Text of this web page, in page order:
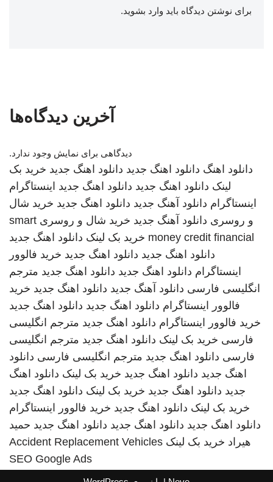
برای نوشتن دیدگاه باید وارد بشوید.
آخرین دیدگاه‌ها
دیدگاهی برای نمایش وجود ندارد.
دانلود اهنگ دانلود اهنگ جدید دانلود اهنگ جدید خرید بک
لینک دانلود اهنگ جدید دانلود اهنگ جدید اینستاگرام
اینستاگرام دانلود آهنگ جدید دانلود اهنگ جدید خرید شال
و روسری دانلود آهنگ جدید خرید شال و روسری smart
money credit financial خرید بک لینک دانلود اهنگ جدید
دانلود اهنگ جدید دانلود اهنگ جدید خرید فالوور
اینستاگرام دانلود اهنگ جدید دانلود اهنگ جدید مترجم
انگلیسی فارسی دانلود آهنگ جدید دانلود اهنگ جدید خرید
فالوور اینستاگرام دانلود اهنگ جدید دانلود اهنگ جدید
خرید فالوور اینستاگرام دانلود اهنگ جدید مترجم انگلیسی
فارسی خرید بک لینک دانلود اهنگ جدید مترجم انگلیسی
فارسی دانلود اهنگ جدید مترجم انگلیسی فارسی دانلود
اهنگ جدید دانلود اهنگ جدید خرید بک لینک دانلود اهنگ
جدید دانلود اهنگ جدید خرید بک لینک دانلود اهنگ جدید
خرید بک لینک دانلود اهنگ جدید خرید فالوور اینستاگرام
دانلود اهنگ جدید دانلود اهنگ جدید دانلود اهنگ جدید حمید
هیراد خرید بک لینک Accident Replacement Vehicles
SEO Google Ads